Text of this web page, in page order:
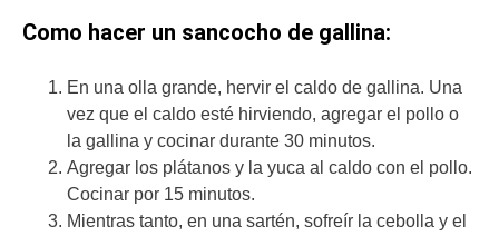
Como hacer un sancocho de gallina:
En una olla grande, hervir el caldo de gallina. Una
vez que el caldo esté hirviendo, agregar el pollo o
la gallina y cocinar durante 30 minutos.
Agregar los plátanos y la yuca al caldo con el pollo.
Cocinar por 15 minutos.
Mientras tanto, en una sartén, sofreír la cebolla y el